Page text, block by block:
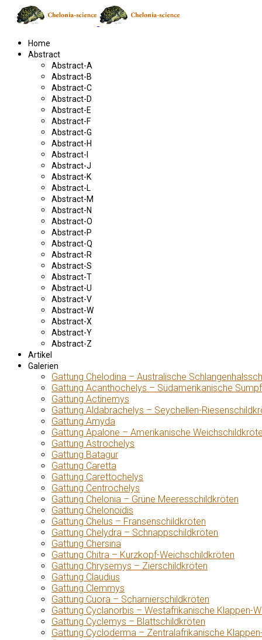
Home
Abstract
Abstract-A
Abstract-B
Abstract-C
Abstract-D
Abstract-E
Abstract-F
Abstract-G
Abstract-H
Abstract-I
Abstract-J
Abstract-K
Abstract-L
Abstract-M
Abstract-N
Abstract-O
Abstract-P
Abstract-Q
Abstract-R
Abstract-S
Abstract-T
Abstract-U
Abstract-V
Abstract-W
Abstract-X
Abstract-Y
Abstract-Z
Artikel
Galerien
Gattung Chelodina – Australische
Gattung Acanthochelys – Südamerikanische
Gattung Actinemys
Gattung Aldabrachelys – Seychellen-
Gattung Amyda
Gattung Apalone – Amerikanische
Gattung Astrochelys
Gattung Batagur
Gattung Caretta
Gattung Carettochelys
Gattung Centrochelys
Gattung Chelonia – Grüne Meeresschildkröten
Gattung Chelonoidis
Gattung Chelus – Fransenschildkröten
Gattung Chelydra – Schnappschildkröten
Gattung Chersina
Gattung Chitra – Kurzkopf-Weichschildkröten
Gattung Chrysemys – Zierschildkröten
Gattung Claudius
Gattung Clemmys
Gattung Cuora – Scharnierschildkröten
Gattung Cyclanorbis – Westafrikanische Klappen-
Gattung Cyclemys – Blattschildkröten
Gattung Cycloderma – Zentralafrikanische